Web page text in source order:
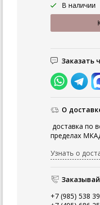
В наличии
Заказать
О
доставка по
пределах
Узнать о
+7 (985) 538